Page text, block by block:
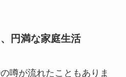
円満な家庭生活
噂が流れたこともありま